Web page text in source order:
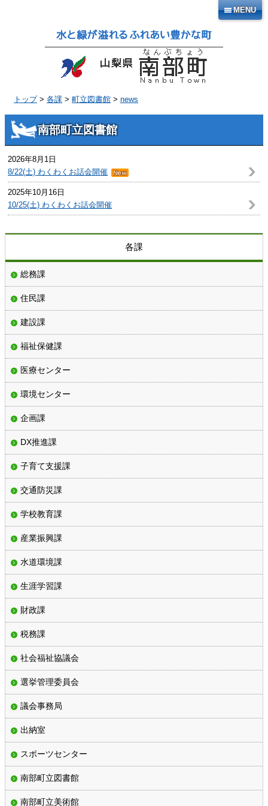
MENU
トップ> 各課 > 町立図書館 > news
南部町立図書館
2026年8月1日
8/22(土) わくわくお話会開催
2025年10月16日
10/25(土) わくわくお話会開催
各課
総務課
住民課
建設課
福祉保健課
医療センター
環境センター
企画課
DX推進課
子育て支援課
交通防災課
学校教育課
産業振興課
水道環境課
生涯学習課
財政課
税務課
社会福祉協議会
選挙管理委員会
議会事務局
出納室
スポーツセンター
南部町立図書館
南部町立美術館